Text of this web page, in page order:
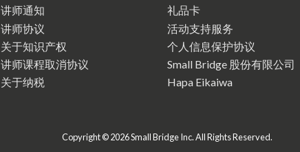
讲师通知
讲师协议
关于知识产权
讲师课程取消协议
关于纳税
礼品卡
活动支持服务
个人信息保护协议
Small Bridge 股份有限公司
Hapa Eikaiwa
Copyright © 2026 Small Bridge Inc. All Rights Reserved.